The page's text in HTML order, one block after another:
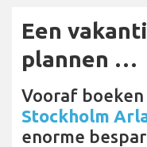
Een
plannen …
Vooraf boeken
Stockholm
enorme